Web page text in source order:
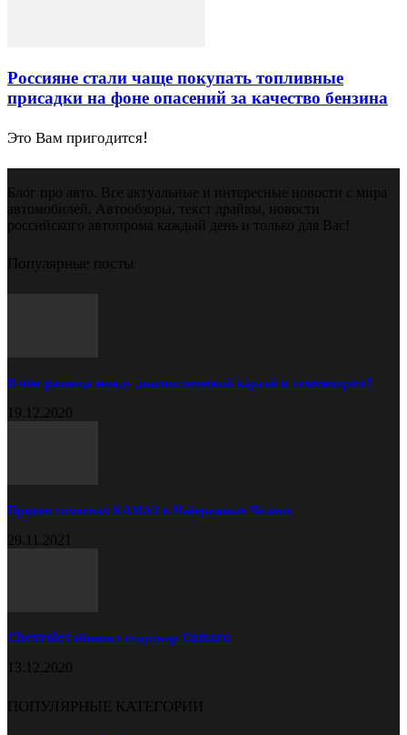
Россияне стали чаще покупать топливные
присадки на фоне опасений за качество бензина
Это Вам пригодится!
Блог про авто. Все актуальные и интересные новости с мира
автомобилей. Автообзоры, текст драйвы, новости
российского автопрома каждый день и только для Вас!
Популярные посты
В чём разница между диагностической картой и техосмотром?
19.12.2020
Прицеп самосвал КАМАЗ в Набережных Челнах
29.11.2021
Chevrolet обновил спорткар Camaro
13.12.2020
ПОПУЛЯРНЫЕ КАТЕГОРИИ